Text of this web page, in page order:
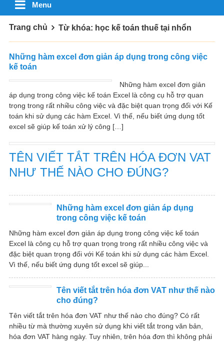
Menu
Trang chủ Từ khóa: học kế toán thuế tại nhổn
Những hàm excel đơn giản áp dụng trong công việc
kế toán
Những hàm excel đơn giản
áp dụng trong công việc kế toán Excel là công cụ hỗ trợ quan
trọng trong rất nhiều công việc và đặc biệt quan trọng đối với Kế
toán khi sử dụng các hàm Excel. Vì thế, nếu biết ứng dụng tốt
excel sẽ giúp kế toán xử lý công […]
TÊN VIẾT TẮT TRÊN HÓA ĐƠN VAT
NHƯ THẾ NÀO CHO ĐÚNG?
Những hàm excel đơn giản áp dụng
trong công việc kế toán
Những hàm excel đơn giản áp dụng trong công việc kế toán
Excel là công cụ hỗ trợ quan trọng trong rất nhiều công việc và
đặc biệt quan trọng đối với Kế toán khi sử dụng các hàm Excel.
Vì thế, nếu biết ứng dụng tốt excel sẽ giúp...
Tên viết tắt trên hóa đơn VAT như thế nào
cho đúng?
Tên viết tắt trên hóa đơn VAT như thế nào cho đúng? Có rất
nhiều từ mà thường xuyên sử dụng khi viết tắt trong văn bản,
hóa đơn VAT hàng ngày. Tuy nhiên, trên hóa đơn thì không phải